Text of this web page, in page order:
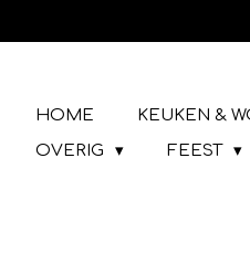
direct
hoofdinhoud
HOME KEUKEN &
OVERIG
FEEST